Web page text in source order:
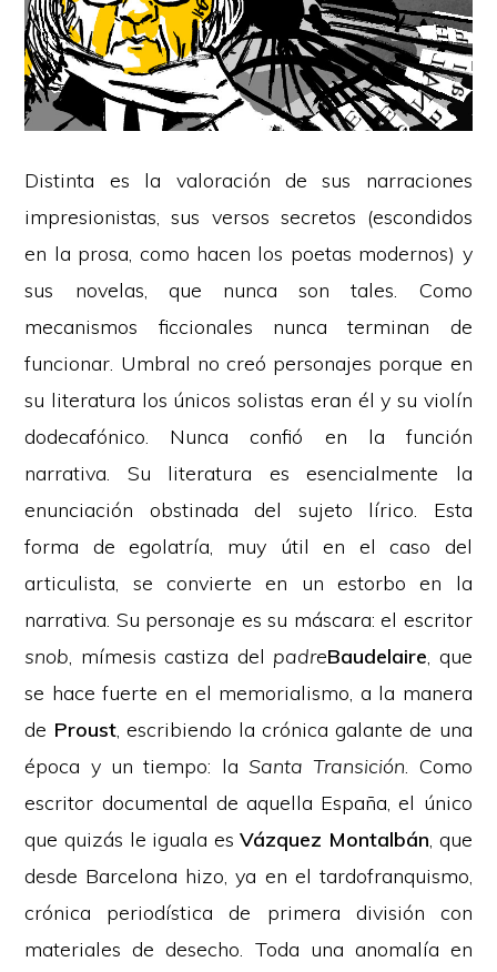
Distinta es la valoración de sus narraciones
impresionistas, sus versos secretos (escondidos
en la prosa, como hacen los poetas modernos) y
sus novelas, que nunca son tales. Como
mecanismos ficcionales nunca terminan de
funcionar. Umbral no creó personajes porque en
su literatura los únicos solistas eran él y su violín
dodecafónico. Nunca confió en la función
narrativa. Su literatura es esencialmente la
enunciación obstinada del sujeto lírico. Esta
forma de egolatría, muy útil en el caso del
articulista, se convierte en un estorbo en la
narrativa. Su personaje es su máscara: el escritor
snob, mímesis castiza del padreBaudelaire, que
se hace fuerte en el memorialismo, a la manera
de Proust, escribiendo la crónica galante de una
época y un tiempo: la Santa Transición. Como
escritor documental de aquella España, el único
que quizás le iguala esVázquez Montalbán, que
desde Barcelona hizo, ya en el tardofranquismo,
crónica periodística de primera división con
materiales de desecho. Toda una anomalía en